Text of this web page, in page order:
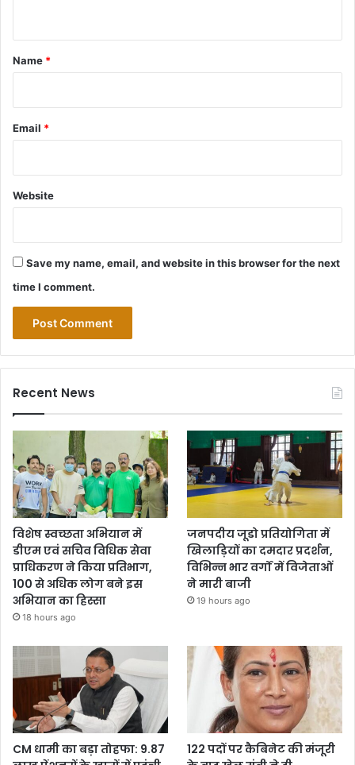
*
Name *
Email *
Website
Save my name, email, and website in this browser for the next
time I comment.
Recent News
विशेष स्वच्छता अभियान में
डीएम एवं सचिव विधिक सेवा
प्राधिकरण ने किया प्रतिभाग,
100 से अधिक लोग बने इस
अभियान का हिस्सा
18 hours ago
जनपदीय जूडो प्रतियोगिता में
खिलाड़ियों का दमदार प्रदर्शन,
विभिन्न भार वर्गों में विजेताओं
ने मारी बाजी
19 hours ago
CM धामी का बड़ा तोहफा: 9.87
122 पदों पर कैबिनेट की मंजूरी